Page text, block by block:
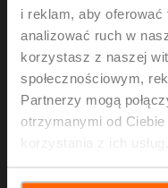
i reklam, aby oferować
analizować ruch w
korzystasz z naszej
społecznościowym,
Partnerzy mogą
otrzymanymi od
Wyzwalacz
Temperatura
Temperatura na
sondy 65 mm
Cena katalogowa
Dodaj do listy